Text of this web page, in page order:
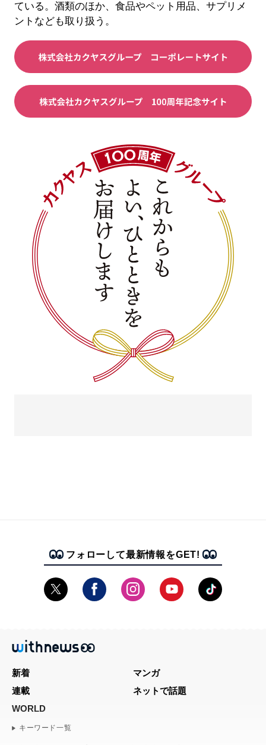
ている。酒類のほか、食品やペット用品、サプリメ
ントなども取り扱う。
フォローして最新情報をGET!
新着
マンガ
連載
ネットで話題
WORLD
キーワード一覧